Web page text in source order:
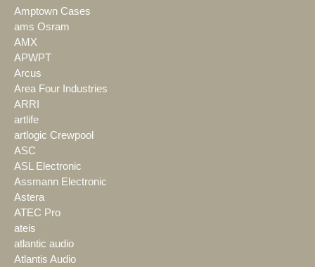
Amptown Cases
ams Osram
AMX
APWPT
Arcus
Area Four Industries
ARRI
artlife
artlogic Crewpool
ASC
ASL Electronic
Assmann Electronic
Astera
ATEC Pro
ateis
atlantic audio
Atlantis Audio